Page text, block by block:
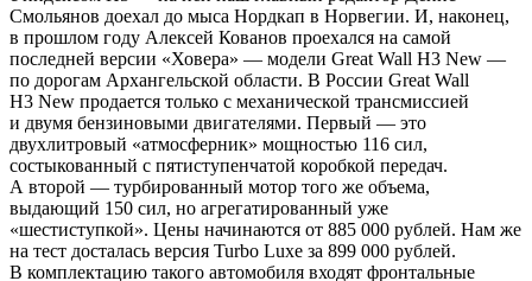
Смольянов доехал до мыса Нордкап в Норвегии. И, наконец,
в прошлом году Алексей Кованов проехался на самой
последней версии «Ховера» — модели Great Wall H3 New —
по дорогам Архангельской области. В России Great Wall
H3 New продается только с механической трансмиссией
и двумя бензиновыми двигателями. Первый — это
двухлитровый «атмосферник» мощностью 116 сил,
состыкованный с пятиступенчатой коробкой передач.
А второй — турбированный мотор того же объема,
выдающий 150 сил, но агрегатированный уже
«шестиступкой». Цены начинаются от 885 000 рублей. Нам же
на тест досталась версия Turbo Luxe за 899 000 рублей.
В комплектацию такого автомобиля входят фронтальные